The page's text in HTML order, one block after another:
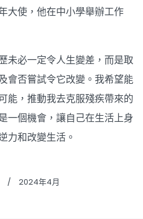
大使，他在中小學舉辦工作
未必一定令人生變差，而是取
會否嘗試令它改變。我希望能
能，推動我去克服殘疾帶來的
一個機會，讓自己在生活上身
力和改變生活。
/
2024年4月